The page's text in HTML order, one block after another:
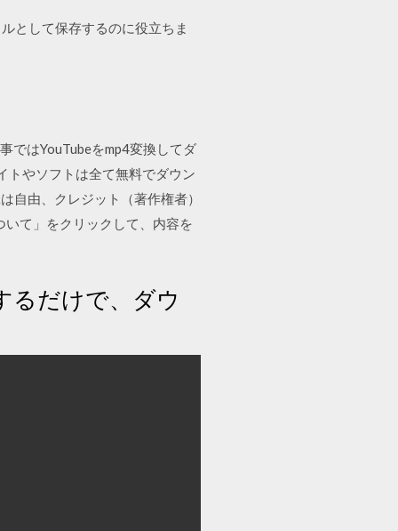
として保存するのに役立ちま
ではYouTubeをmp4変換してダ
トやソフトは全て無料でダウン
自由、クレジット（著作権者）
て」をクリックして、内容を
るだけで、ダウ